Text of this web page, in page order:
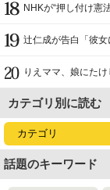
NHKが“押し付け憲
辻仁成が告白「彼
りえママ、娘にた
カテゴリ別に読む
話題のキーワード